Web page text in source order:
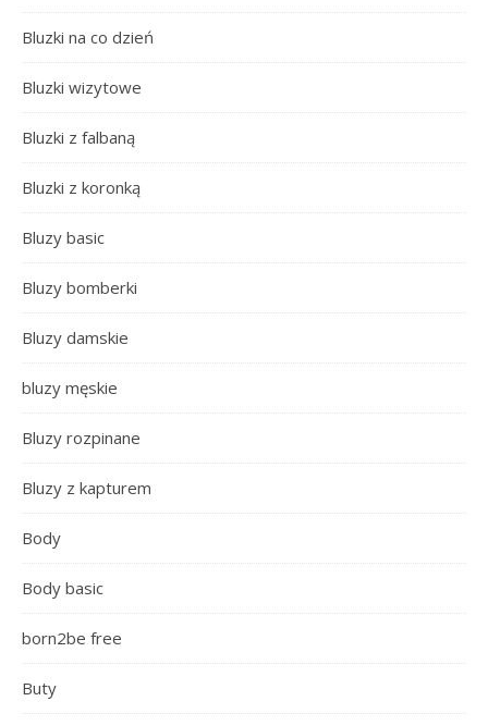
Bluzki na co dzień
Bluzki wizytowe
Bluzki z falbaną
Bluzki z koronką
Bluzy basic
Bluzy bomberki
Bluzy damskie
bluzy męskie
Bluzy rozpinane
Bluzy z kapturem
Body
Body basic
born2be free
Buty